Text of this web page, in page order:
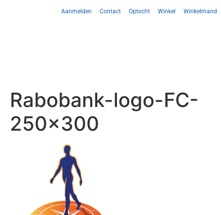
Aanmelden Contact Optocht Winkel Winkelmand
Rabobank-logo-FC-
250×300